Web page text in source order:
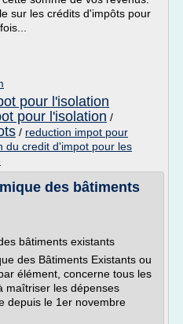
sur les crédits d'impôts pour
pour l'isolation
pour l'isolation /
/ reduction impot pour
du credit d'impot pour les
des bâtiments
bâtiments existants
des Bâtiments Existants ou
élément, concerne tous les
maîtriser les dépenses
depuis le 1er novembre